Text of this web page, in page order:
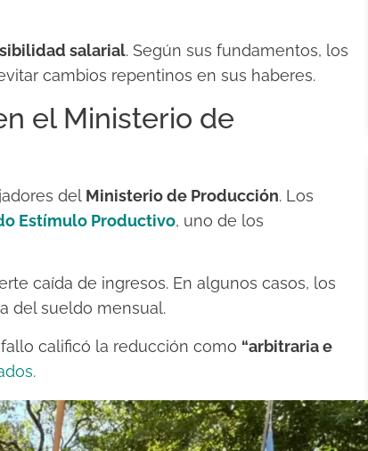
salarial. Según sus fundamentos, los
cambios repentinos en sus haberes.
el Ministerio de
del Ministerio de Producción. Los
Estímulo Productivo, uno de los
caída de ingresos. En algunos casos, los
del sueldo mensual.
fallo calificó la reducción como “arbitraria e